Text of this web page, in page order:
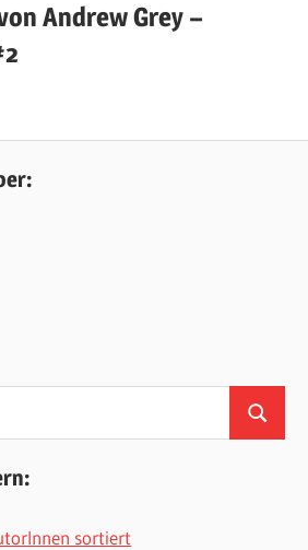
Andrew Grey –
Suchen
sortiert